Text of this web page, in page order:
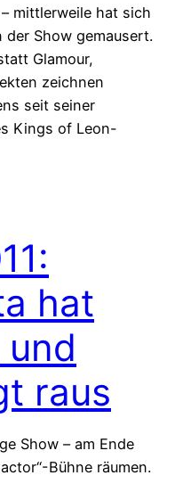
mittlerweile hat sich
Show gemausert.
Glamour,
zeichnen
seit seiner
Kings of Leon-
hat
raus
Show – am Ende
Bühne räumen.